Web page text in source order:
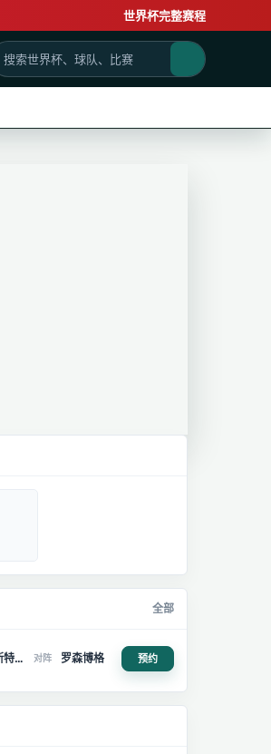
世界杯完整赛程
全部
利勒斯特罗姆 对阵 罗森博格 预约